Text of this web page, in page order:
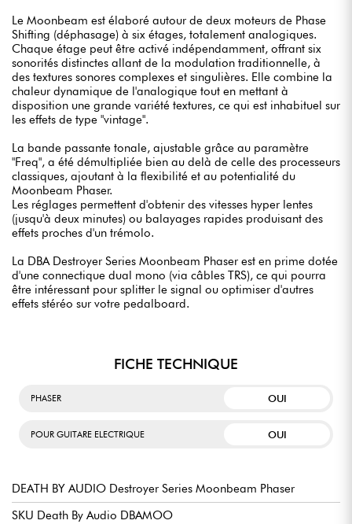
Le Moonbeam est élaboré autour de deux moteurs de Phase
Shifting (déphasage) à six étages, totalement analogiques.
Chaque étage peut être activé indépendamment, offrant six
sonorités distinctes allant de la modulation traditionnelle, à
des textures sonores complexes et singulières. Elle combine la
chaleur dynamique de l'analogique tout en mettant à
disposition une grande variété textures, ce qui est inhabituel sur
les effets de type "vintage".
La bande passante tonale, ajustable grâce au paramètre
"Freq", a été démultipliée bien au delà de celle des processeurs
classiques, ajoutant à la flexibilité et au potentialité du
Moonbeam Phaser.
Les réglages permettent d'obtenir des vitesses hyper lentes
(jusqu'à deux minutes) ou balayages rapides produisant des
effets proches d'un trémolo.
La DBA Destroyer Series Moonbeam Phaser est en prime dotée
d'une connectique dual mono (via câbles TRS), ce qui pourra
être intéressant pour splitter le signal ou optimiser d'autres
effets stéréo sur votre pedalboard.
FICHE TECHNIQUE
PHASER OUI
POUR GUITARE ELECTRIQUE OUI
DEATH BY AUDIO Destroyer Series Moonbeam Phaser
SKU Death By Audio DBAMOO